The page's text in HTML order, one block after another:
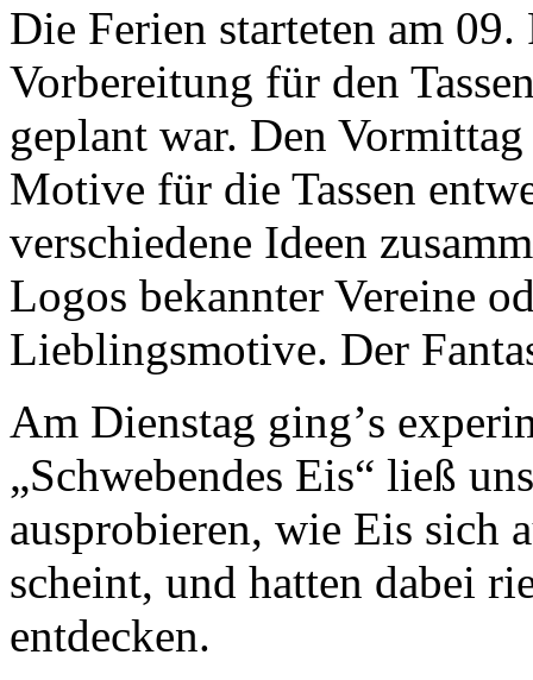
Die Ferien starteten am
Vorbereitung für den
geplant war. Den
Motive für die Tassen
verschiedene Ideen
Logos bekannter Vereine
Lieblingsmotive. Der
Am Dienstag ging’s
„Schwebendes Eis“ ließ
ausprobieren, wie Eis sich
scheint, und hatten dabei
entdecken.